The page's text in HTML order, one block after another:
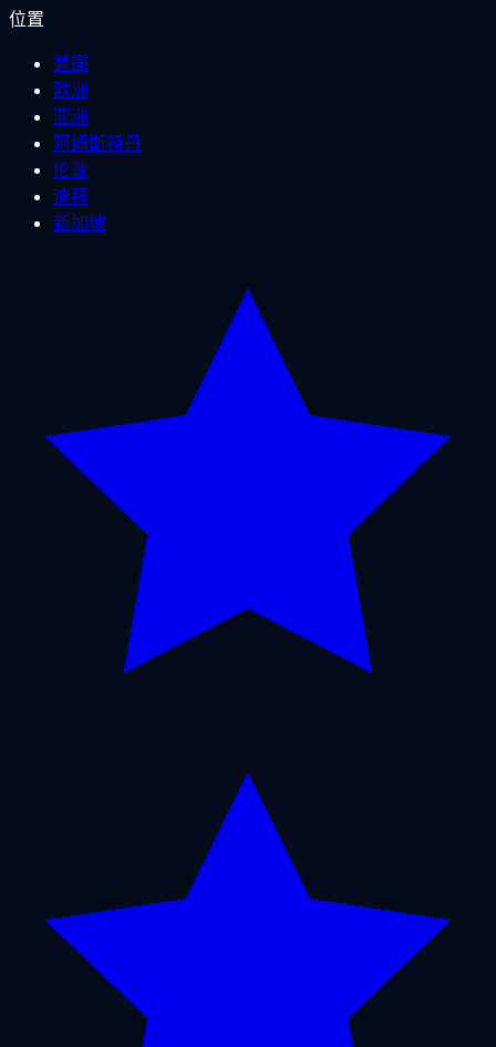
位置
美国
欧洲
亚洲
阿姆斯特丹
伦敦
迪拜
新加坡